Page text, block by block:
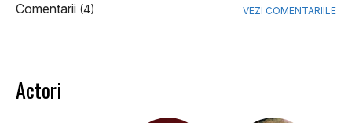
Comentarii (4) VEZI COMENTARIILE
Actori